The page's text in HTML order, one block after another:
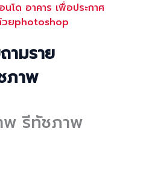
โด อาคาร เพื่อประกาศ
วยphotoshop
มราย
ภาพ
พ รีทัชภาพ